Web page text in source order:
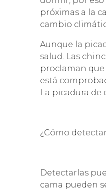
próximas a la
cambio
Aunque la
salud. Las
proclaman que
está
La picadura de
¿Cómo
Detectarlas
cama pueden